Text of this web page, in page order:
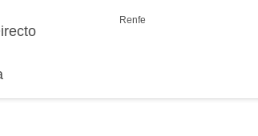
Renfe